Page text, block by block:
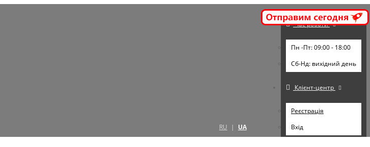
RU | UA
Час роботи
Пн -Пт: 09:00 - 18:00
Cб-Нд: вихідний день
Клієнт-центр
Реєстрація
Вхід